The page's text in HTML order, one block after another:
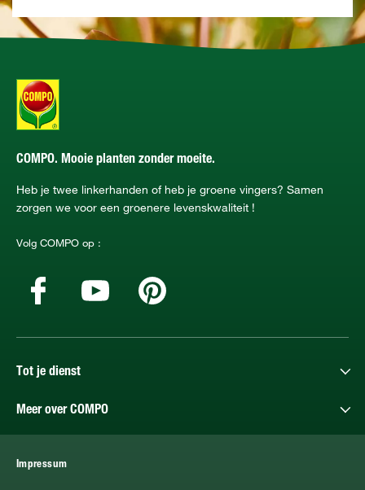
COMPO. Mooie planten zonder moeite.
Heb je twee linkerhanden of heb je groene vingers? Samen
zorgen we voor een groenere levenskwaliteit !
Volg COMPO op :
Tot je dienst
Meer over COMPO
Impressum